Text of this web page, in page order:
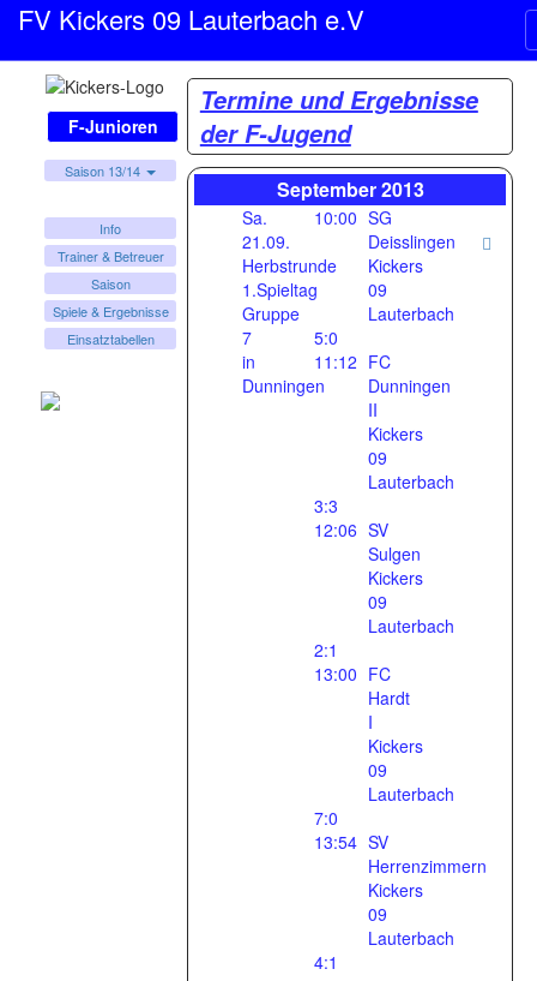
FV Kickers 09 Lauterbach e.V
F-Junioren
Saison 13/14
Info
Trainer & Betreuer
Saison
Spiele & Ergebnisse
Einsatztabellen
Termine und Ergebnisse
der F-Jugend
September 2013
Sa.
21.09.
Herbstrunde
1.Spieltag
Gruppe
7
in
Dunningen
10:00 SG
Deisslingen
Kickers
09
Lauterbach
5:0
11:12 FC
Dunningen
II
Kickers
09
Lauterbach
3:3
12:06 SV
Sulgen
Kickers
09
Lauterbach
2:1
13:00 FC
Hardt
I
Kickers
09
Lauterbach
7:0
13:54 SV
Herrenzimmern
Kickers
09
Lauterbach
4:1